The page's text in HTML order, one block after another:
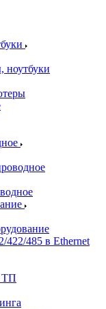
ноутбуки
422/485 в Ethernet
ТП